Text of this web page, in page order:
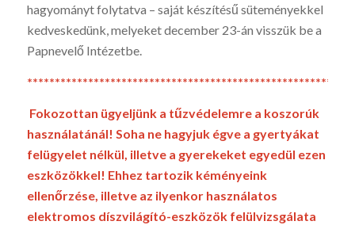
hagyományt folytatva – saját készítésű süteményekkel
kedveskedünk, melyeket december 23-án visszük be a
Papnevelő Intézetbe.
*********************************************************
Fokozottan ügyeljünk a tűzvédelemre a ko­szorúk
használatánál! Soha ne hagyjuk égve a gyertyá­kat
felügyelet nélkül, illetve a gyerekeket egyedül ezen
eszközökkel! Ehhez tartozik kéményeink
ellenőrzése, illetve az ilyenkor használatos
elektromos díszvilágító-eszközök felülvizsgálata